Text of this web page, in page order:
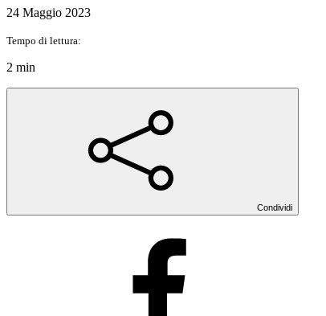
24 Maggio 2023
Tempo di lettura:
2 min
Condividi